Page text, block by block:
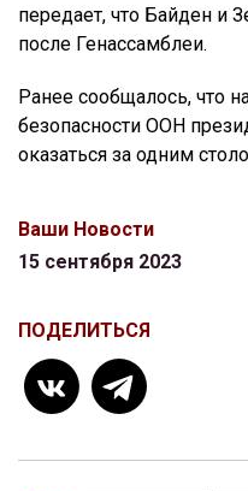
передает, что Байден и
после Генассамблеи.
Ранее сообщалось, что
безопасности ООН
оказаться за одним
Ваши Новости
15 сентября 2023
ПОДЕЛИТЬСЯ